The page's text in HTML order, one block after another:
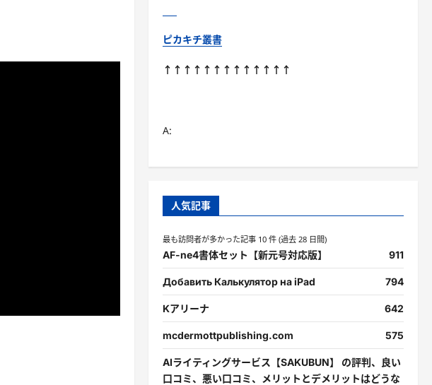
ピカキチ叢書
↑↑↑↑↑↑↑↑↑↑↑↑↑
A:
人気記事
最も訪問者が多かった記事 10 件 (過去 28 日間)
AF-ne4書体セット【新元号対応版】 911
Добавить Калькулятор на iPad 794
Kアリーナ 642
mcdermottpublishing.com 575
AIライティングサービス【SAKUBUN】 の評判、良い
口コミ、悪い口コミ、メリットとデメリットはどうな